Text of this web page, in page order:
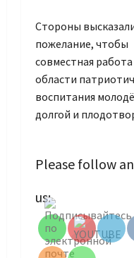
Стороны
пожелание, чтобы
совместная работа
области
воспитания
долгой и
Please follow
us:Channel ID